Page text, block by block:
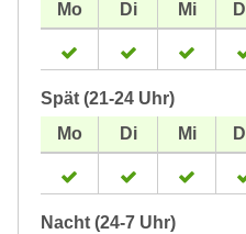
Spät (21-24 Uhr)
Nacht (24-7 Uhr)